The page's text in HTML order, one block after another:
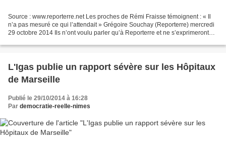
Source : www.reporterre.net Les proches de Rémi Fraisse témoignent : « Il
n’a pas mesuré ce qui l’attendait » Grégoire Souchay (Reporterre) mercredi
29 octobre 2014 Ils n’ont voulu parler qu’à Reporterre et ne s’exprimeront
L'Igas publie un rapport sévère sur les Hôpitaux
de Marseille
Publié le 29/10/2014 à 16:28
Par democratie-reelle-nimes